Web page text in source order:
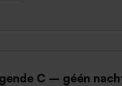
C – géén